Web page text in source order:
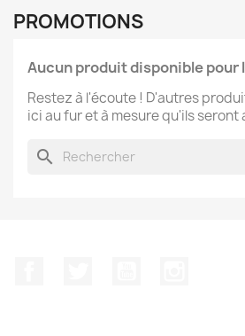
PROMOTIONS
Aucun produit disponible pour
Restez à l'écoute ! D'autres
ici au fur et à mesure qu'ils seront
search